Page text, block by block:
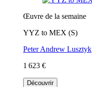
Œuvre de la semaine
YYZ to MEX (S)
Peter Andrew Lusztyk
1 623 €
Découvrir